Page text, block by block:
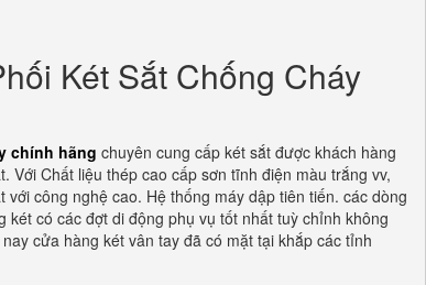
Két Sắt Chống Cháy
chính hãng chuyên cung cấp két sắt được khách hàng
Chất liệu thép cao cấp sơn tĩnh điện màu trắng vv,
công nghệ cao. Hệ thống máy dập tiên tiến. các dòng
có các đợt di động phụ vụ tốt nhất tuỳ chỉnh không
cửa hàng két vân tay đã có mặt tại khắp các tỉnh